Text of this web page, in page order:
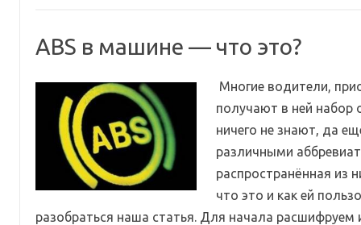
ABS в машине — что это?
Многие водители,
получают в ней набор
ничего не знают, да
различными
распространённая из
что это и как ей
разобраться наша статья. Для начала расшифруем